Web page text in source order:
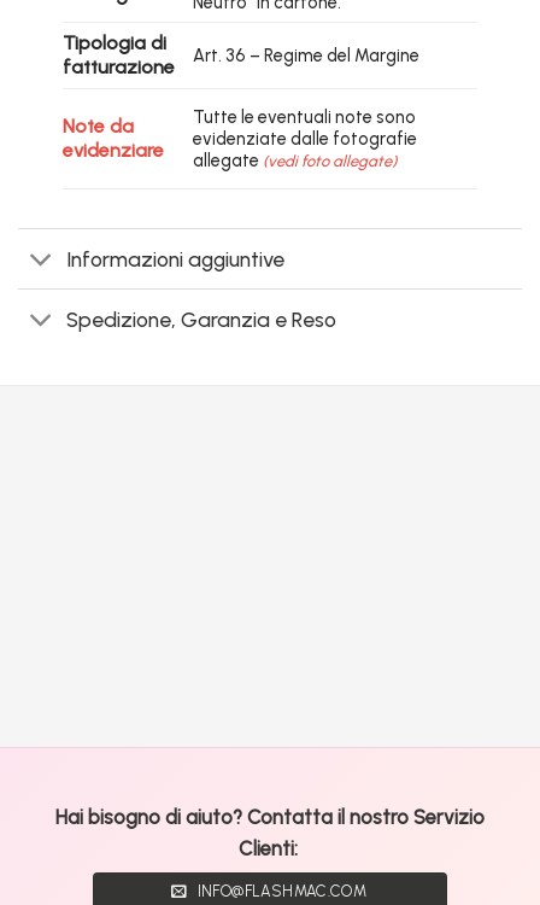
Tipologia di
fatturazione
Art. 36 – Regime del Margine
Note da
evidenziare
Tutte le eventuali note sono
evidenziate dalle fotografie
allegate (vedi foto allegate)
Informazioni aggiuntive
Spedizione, Garanzia e Reso
Hai bisogno di aiuto? Contatta il nostro Servizio
Clienti:
INFO@FLASHMAC.COM